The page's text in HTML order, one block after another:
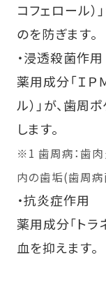
コフェロール）
のを防ぎます。
・浸透殺菌作用
薬用成分「ＩＰ
ル）」が、歯周
します。
※1 歯周病：歯肉
内の歯垢(歯周
・抗炎症作用
薬用成分｢トラ
血を抑えます。